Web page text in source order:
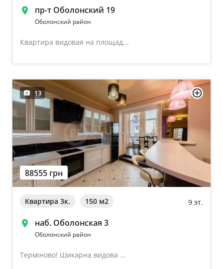
пр-т Оболонский 19
Оболонский район
Квартира видовая на площад...
13
88555 грн
Квартира 3к. 150 м2 9 эт.
наб. Оболонская 3
Оболонский район
Терміново! Шикарна видова ...